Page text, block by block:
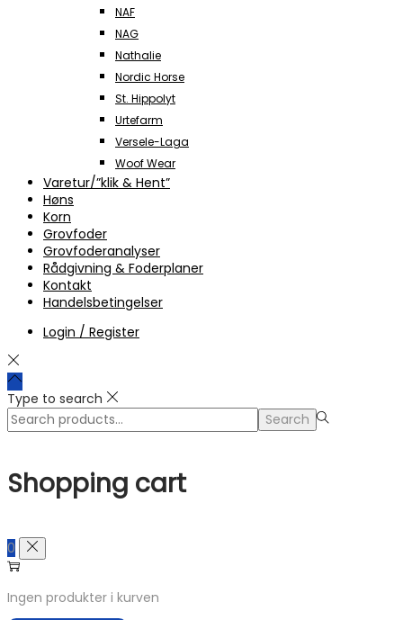
NAF
NAG
Nathalie
Nordic Horse
St. Hippolyt
Urtefarm
Versele-Laga
Woof Wear
Varetur/”klik & Hent”
Høns
Korn
Grovfoder
Grovfoderanalyser
Rådgivning & Foderplaner
Kontakt
Handelsbetingelser
Login / Register
Type to search
Search
for:>
Search
Shopping cart
0
Ingen produkter i kurven